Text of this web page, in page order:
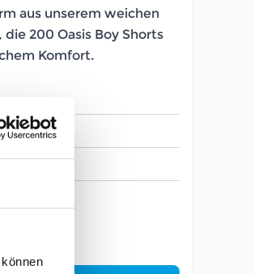
aus unserem weichen
200 Oasis Boy Shorts
Komfort.